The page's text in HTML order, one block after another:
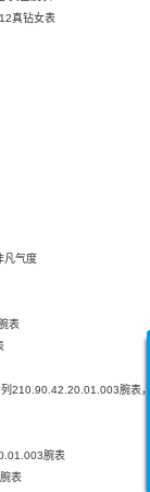
真钻女表
凡气度
表
列210.90.42.20.01.003腕表
腕表
表